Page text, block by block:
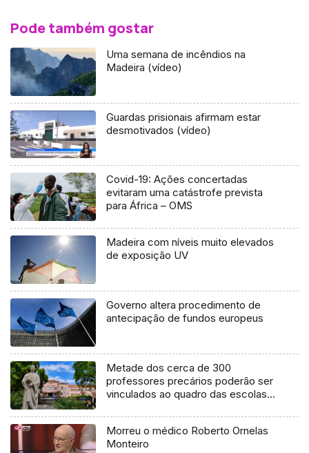
Pode também gostar
Uma semana de incêndios na
Madeira (vídeo)
Guardas prisionais afirmam estar
desmotivados (vídeo)
Covid-19: Ações concertadas
evitaram uma catástrofe prevista
para África – OMS
Madeira com níveis muito elevados
de exposição UV
Governo altera procedimento de
antecipação de fundos europeus
Metade dos cerca de 300
professores precários poderão ser
vinculados ao quadro das escolas
Morreu o médico Roberto Ornelas
Monteiro